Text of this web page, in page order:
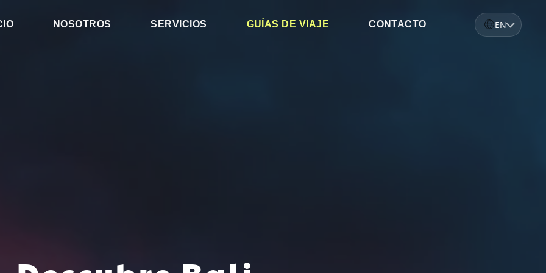
NOSOTROS SERVICIOS GUÍAS DE VIAJE CONTACTO EN